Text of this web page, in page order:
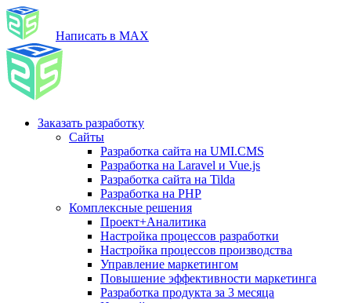
Написать в MAX
Заказать разработку
Сайты
Разработка сайта на UMI.CMS
Разработка на Laravel и Vue.js
Разработка сайта на Tilda
Разработка на PHP
Комплексные решения
Проект+Аналитика
Настройка процессов разработки
Настройка процессов производства
Управление маркетингом
Повышение эффективности маркетинга
Разработка продукта за 3 месяца